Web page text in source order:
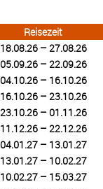
Reisezeit
18.08.26 – 27.08.26
05.09.26 – 22.09.26
04.10.26 – 16.10.26
16.10.26 – 23.10.26
23.10.26 – 01.11.26
11.12.26 – 22.12.26
04.01.27 – 13.01.27
13.01.27 – 10.02.27
10.02.27 – 15.03.27